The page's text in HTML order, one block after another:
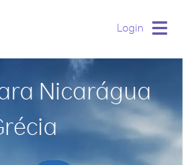
Login
Nicarágua